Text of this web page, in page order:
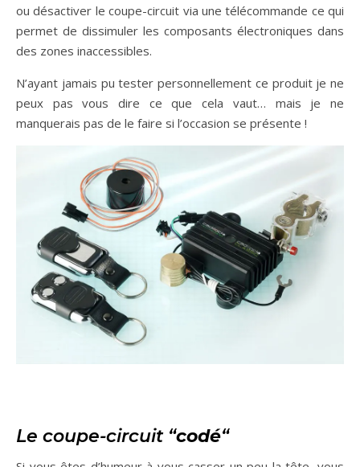
ou désactiver le coupe-circuit via une télécommande ce qui
permet de dissimuler les composants électroniques dans
des zones inaccessibles.
N’ayant jamais pu tester personnellement ce produit je ne
peux pas vous dire ce que cela vaut… mais je ne
manquerais pas de le faire si l’occasion se présente !
Le coupe-circuit “codé“